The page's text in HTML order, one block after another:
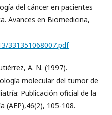
del cáncer en pacientes
Avances en Biomedicina,
331351068007.pdf
A. N. (1997).
molecular del tumor de
Publicación oficial de la
(AEP),46(2), 105-108.